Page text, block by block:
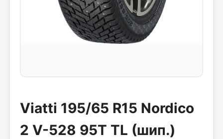
Viatti 195/65 R15 Nordico
2 V-528 95T TL (шип.)